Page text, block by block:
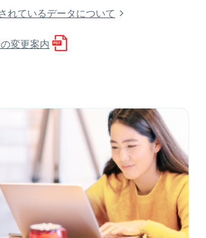
れているデータについて
変更案内